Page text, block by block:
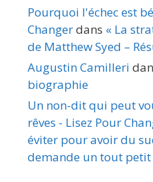
Pourquoi l'échec est
Changerdans « La
de Matthew Syed –
Augustin Camilleri
biographie
Un non-dit qui peut
rêves - Lisez Pour
éviter pour avoir du
demande un tout petit